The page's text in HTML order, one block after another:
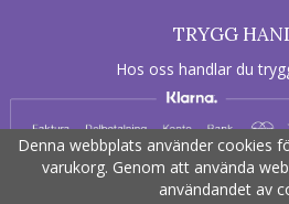
TRYGG
Hos oss handlar du
Denna webbplats använder cookies
varukorg. Genom att använda
användandet av